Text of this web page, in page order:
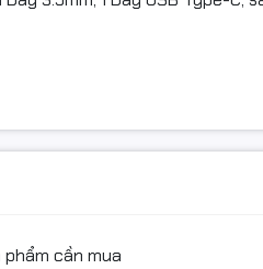
cần mua